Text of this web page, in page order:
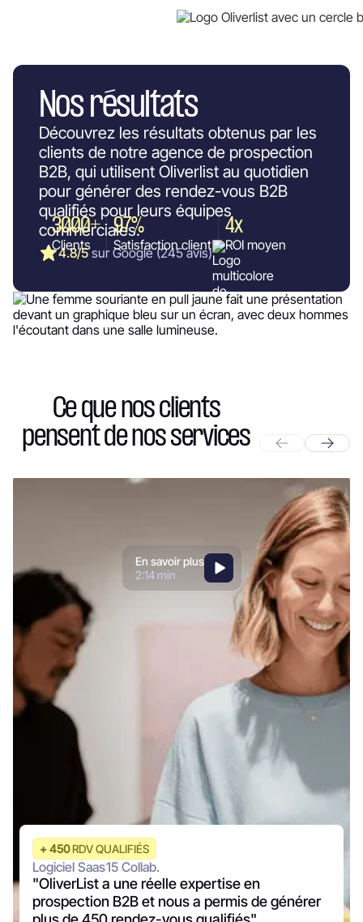
Nos résultats
Découvrez les résultats obtenus par les
clients de notre agence de prospection
B2B, qui utilisent Oliverlist au quotidien
pour générer des rendez-vous B2B
qualifiés pour leurs équipes
commerciales.
4.8/5sur Google (245 avis)
3000+
Clients
97%
Satisfaction client
4x
ROI moyen
Ce que nos clients
pensent de nos services
+450RDV QUALIFIÉS
Logiciel Saas15 Collab.
"OliverList a une réelle expertise en
prospection B2B et nous a permis de générer
En savoir plus
2:14 min